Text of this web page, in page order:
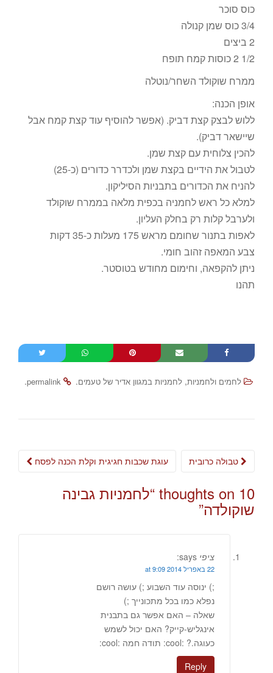
כוס סוכר
3/4 כוס שמן קנולה
2 ביצים
1/2 2 כוסות קמח תופח
ממרח שוקולד השחר/נוטלה
אופן הכנה:
ללוש לבצק קצת דביק. (אפשר להוסיף עוד קצת קמח אבל
שיישאר דביק).
להכין צלוחית עם קצת שמן.
לטבול את הידיים בקצת שמן ולכדרר כדורים (כ-25)
להניח את הכדורים בתבניות הסיליקון.
למלא כל ראש לחמניה בכפית מלאה בממרח שוקולד
ולערבל קלות רק בחלק העליון.
לאפות בתנור שחומם מראש 175 מעלות כ-35 דקות
צבע המאפה זהוב חומי.
ניתן להקפאה, וחימום מחודש בטוסטר.
תהנו
לחמים ולחמניות, לחמניות במגוון אדיר של טעמים.
permalink
.
Post
עוגת שכבות חגיגית וקלת הכנה לפסח
10 thoughts on “ לחמניות גבינה
שוקולדה”
ציפי says:
22 באפריל 2014 at 9:09
;) ינוסה עוד השבוע ;) עושה רושם
נפלא כמו בכל מתכונייך ;)
שאלה – האם אפשר גם בתבנית
אינגליש-קייק? האם יכול לשמש
כעוגה.? :cool: תודה חמה :cool:
Reply